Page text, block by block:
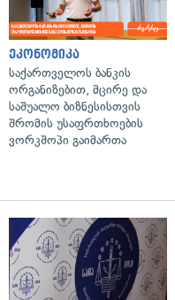
ეკონომიკა
საქართველოს ბანკის
ორგანიზებით, მცირე და
საშუალო ბიზნესისთვის
შრომის უსაფრთხოების
ვორკშოპი გაიმართა